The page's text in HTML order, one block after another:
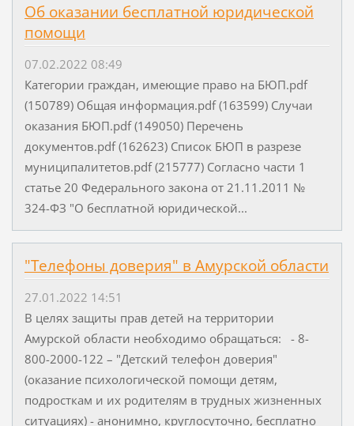
Об оказании бесплатной юридической
помощи
07.02.2022 08:49
Категории граждан, имеющие право на БЮП.pdf
(150789) Общая информация.pdf (163599) Случаи
оказания БЮП.pdf (149050) Перечень
документов.pdf (162623) Список БЮП в разрезе
муниципалитетов.pdf (215777) Согласно части 1
статье 20 Федерального закона от 21.11.2011 №
324-ФЗ "О бесплатной юридической...
"Телефоны доверия" в Амурской области
27.01.2022 14:51
В целях защиты прав детей на территории
Амурской области необходимо обращаться: - 8-
800-2000-122 – "Детский телефон доверия"
(оказание психологической помощи детям,
подросткам и их родителям в трудных жизненных
ситуациях) - анонимно, круглосуточно, бесплатно